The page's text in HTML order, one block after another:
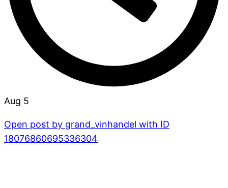
Aug 5
Open post by grand_vinhandel with ID
18076860695336304